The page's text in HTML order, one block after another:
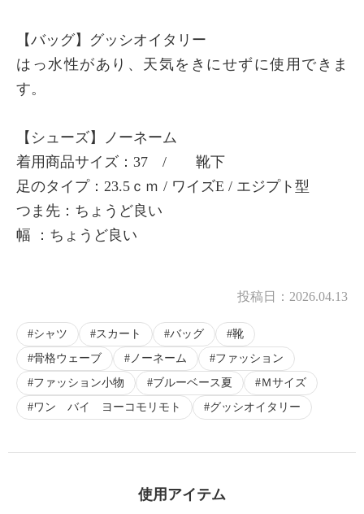
【バッグ】グッシオイタリー
はっ水性があり、天気をきにせずに使用できま
す。
【シューズ】ノーネーム
着用商品サイズ：37 / 靴下
足のタイプ：23.5ｃｍ / ワイズE / エジプト型
つま先：ちょうど良い
幅 ：ちょうど良い
投稿日： 2026.04.13
シャツ スカート バッグ
靴
骨格ウェーブ
ノーネーム
ファッション
ファッション小物
ブルーベース夏
Ｍサイズ
ワン バイ ヨーコモリモト
グッシオイタリー
使用アイテム